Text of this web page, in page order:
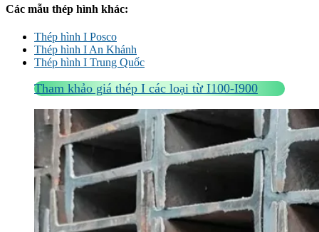
Các mẫu thép hình khác:
Thép hình I Posco
Thép hình I An Khánh
Thép hình I Trung Quốc
Tham khảo giá thép I các loại từ I100-I900